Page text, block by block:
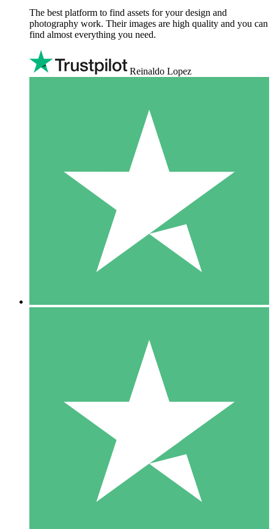
The best platform to find assets for your design and
photography work. Their images are high quality and you can
find almost everything you need.
Reinaldo Lopez